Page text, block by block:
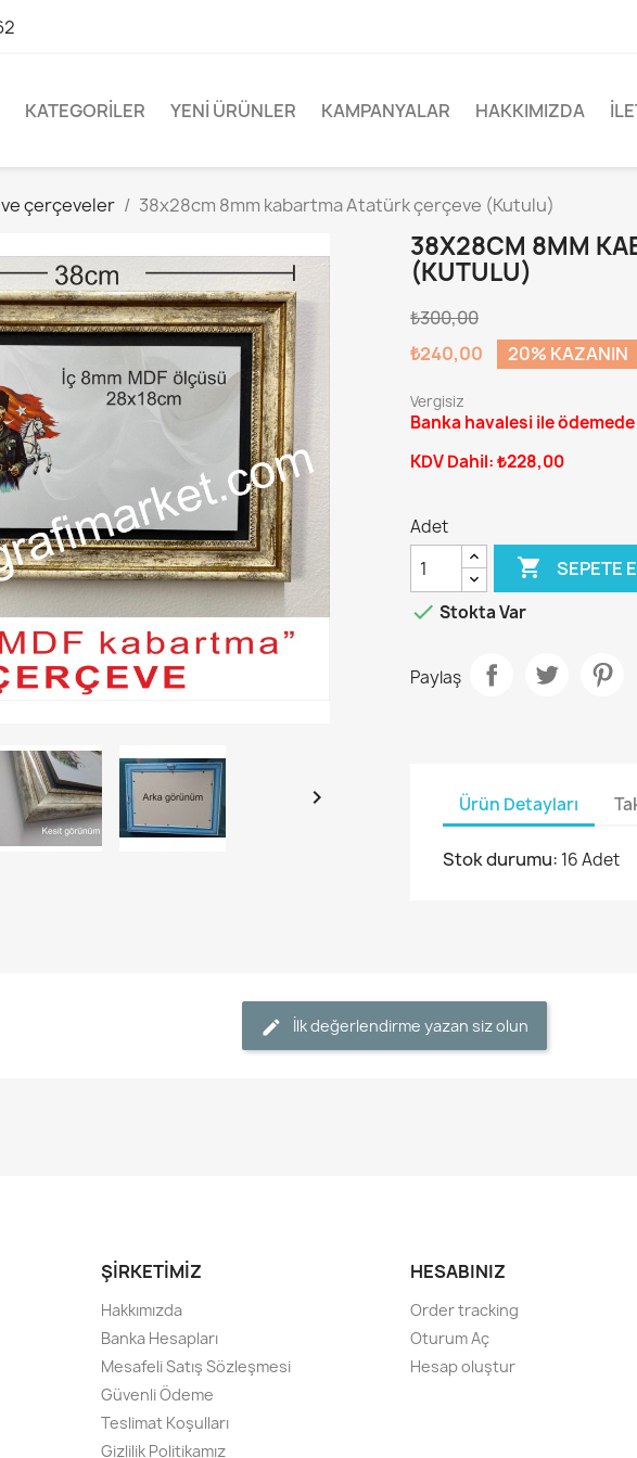
KATEGORILER YENI ÜRÜNLER KAMPANYALAR HAKKIMIZDA
çerçeveler 38x28cm 8mm kabartma Atatürk çerçeve (Kutulu)

38X28CM 8MM
(KUTULU)
₺300,00
₺240,00
20% KAZANIN
Vergisiz
Banka havalesi ile ödemede
KDV Dahil: ₺228,00
Adet
 SEPETE
 Stokta Var
Paylaş
Ürün Detayları
Stok durumu: 16 Adet
İlk değerlendirme yazan siz olun
ŞİRKETİMİZ
Hakkımızda
Banka Hesapları
Mesafeli Satış Sözleşmesi
Güvenli Ödeme
Teslimat Koşulları
Gizlilik Politikamız
HESABINIZ
Order tracking
Oturum Aç
Hesap oluştur